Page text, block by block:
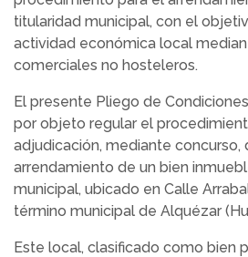
titularidad municipal, con el
actividad económica local
comerciales no hosteleros.
El presente Pliego de
por objeto regular el
adjudicación, mediante
arrendamiento de un bien
municipal, ubicado en Calle
término municipal de Alquézar
Este local, clasificado como bien